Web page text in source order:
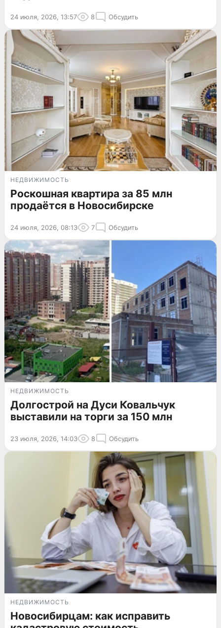
24 июля, 2026, 13:57 8 Обсудить
НЕДВИЖИМОСТЬ
Роскошная квартира за 85 млн
продаётся в Новосибирске
24 июля, 2026, 08:13 7 Обсудить
НЕДВИЖИМОСТЬ
Долгострой на Дуси Ковальчук
выставили на торги за 150 млн
23 июля, 2026, 14:03 8 Обсудить
НЕДВИЖИМОСТЬ
Новосибирцам: как исправить